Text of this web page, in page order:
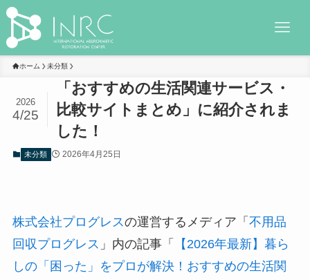
ホーム 未分類
「おすすめの生活関連サービス・
比較サイトまとめ」に紹介されま
した！
2026
4/25
未分類 2026年4月25日
株式会社プログレスの運営するメディア「 不用品
回収プログレス 」内の記事「
【2026年最新】暮ら
しの「困った」をプロが解決！おすすめの生活関